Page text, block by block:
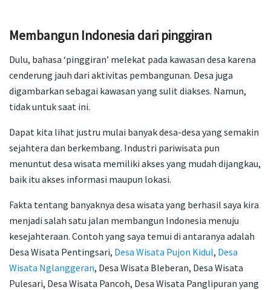
Membangun Indonesia dari pinggiran
Dulu, bahasa ‘pinggiran’ melekat pada kawasan desa karena
cenderung jauh dari aktivitas pembangunan. Desa juga
digambarkan sebagai kawasan yang sulit diakses. Namun,
tidak untuk saat ini.
Dapat kita lihat justru mulai banyak desa-desa yang semakin
sejahtera dan berkembang. Industri pariwisata pun
menuntut desa wisata memiliki akses yang mudah dijangkau,
baik itu akses informasi maupun lokasi.
Fakta tentang banyaknya desa wisata yang berhasil saya kira
menjadi salah satu jalan membangun Indonesia menuju
kesejahteraan. Contoh yang saya temui di antaranya adalah
Desa Wisata Pentingsari, Desa Wisata Pujon Kidul, Desa
Wisata Nglanggeran, Desa Wisata Bleberan, Desa Wisata
Pulesari, Desa Wisata Pancoh, Desa Wisata Panglipuran yang